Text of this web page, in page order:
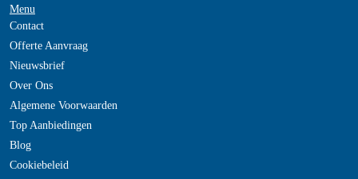
Menu
Contact
Offerte Aanvraag
Nieuwsbrief
Over Ons
Algemene Voorwaarden
Top Aanbiedingen
Blog
Cookiebeleid